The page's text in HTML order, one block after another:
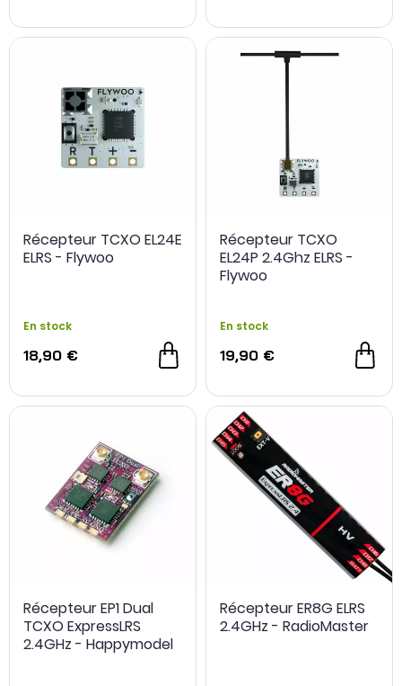
Récepteur TCXO EL24E
ELRS - Flywoo
En stock
18,90 €
Récepteur TCXO
EL24P 2.4Ghz ELRS -
Flywoo
En stock
19,90 €
Récepteur EP1 Dual
TCXO ExpressLRS
2.4GHz - Happymodel
Récepteur ER8G ELRS
2.4GHz - RadioMaster